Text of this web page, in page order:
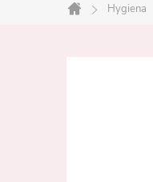
Domov
Hygiena